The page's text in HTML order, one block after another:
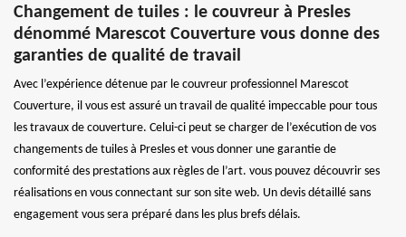
Changement de tuiles : le couvreur à Presles
dénommé Marescot Couverture vous donne des
garanties de qualité de travail
Avec l’expérience détenue par le couvreur professionnel Marescot
Couverture, il vous est assuré un travail de qualité impeccable pour tous
les travaux de couverture. Celui-ci peut se charger de l’exécution de vos
changements de tuiles à Presles et vous donner une garantie de
conformité des prestations aux règles de l’art. vous pouvez découvrir ses
réalisations en vous connectant sur son site web. Un devis détaillé sans
engagement vous sera préparé dans les plus brefs délais.